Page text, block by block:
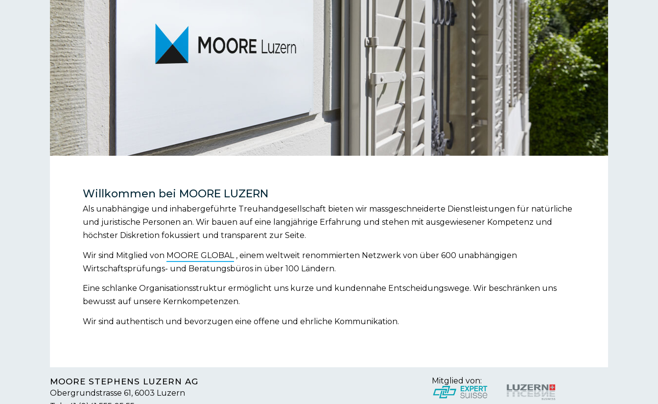
Willkommen bei MOORE LUZERN
Als unabhängige und inhabergeführte Treuhandgesellschaft bieten wir massgeschneiderte Dienstleistungen für natürliche
und juristische Personen an. Wir bauen auf eine langjährige Erfahrung und stehen mit ausgewiesener Kompetenz und
höchster Diskretion fokussiert und transparent zur Seite.
Wir sind Mitglied von MOORE GLOBAL , einem weltweit renommierten Netzwerk von über 600 unabhängigen
Wirtschaftsprüfungs- und Beratungsbüros in über 100 Ländern.
Eine schlanke Organisationsstruktur ermöglicht uns kurze und kundennahe Entscheidungswege. Wir beschränken uns
bewusst auf unsere Kernkompetenzen.
Wir sind authentisch und bevorzugen eine offene und ehrliche Kommunikation.
MOORE STEPHENS LUZERN AG
Obergrundstrasse 61, 6003 Luzern
Mitglied von: